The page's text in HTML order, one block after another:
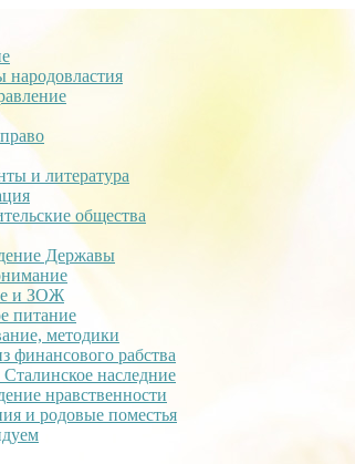
народовластия
и литература
общества
Державы
и ЗОЖ
питание
методики
финансового рабства
наследние
нравственности
и родовые поместья